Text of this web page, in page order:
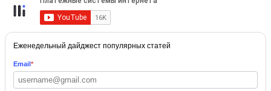
Еженедельный дайджест популярных статей
Email*